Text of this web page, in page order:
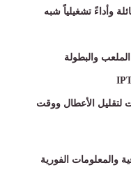
وأداءً تشغيلياً شبه
والبطولة
لتقليل الأعطال ووقت
والمعلومات الفورية